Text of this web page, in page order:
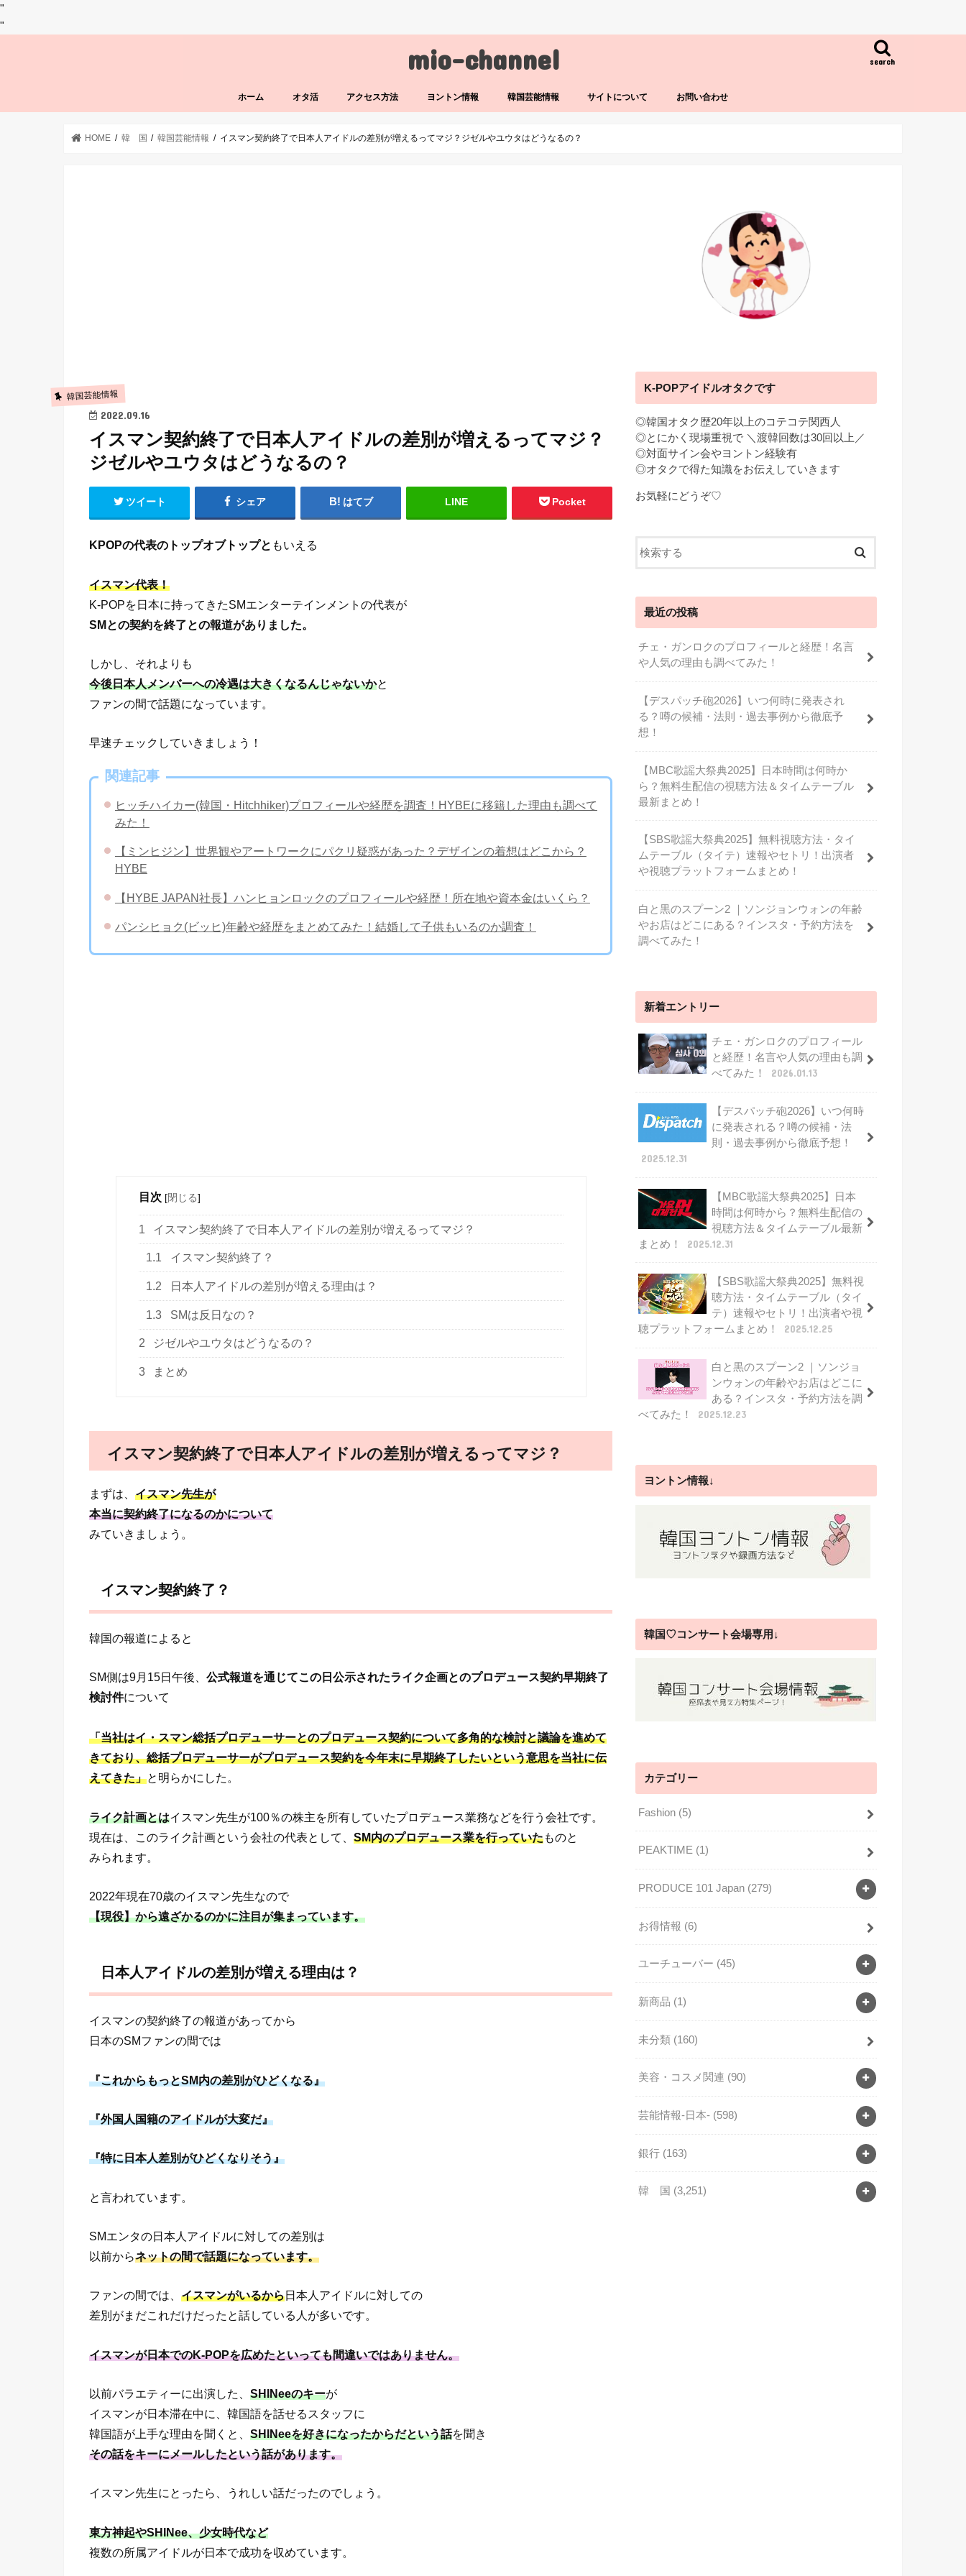
"
"
mio-channel search
ホーム オタ活 アクセス方法 ヨントン情報 韓国芸能情報 サイトについて お問い合わせ
HOME 韓 国 韓国芸能情報 イスマン契約終了で日本人アイドルの差別が増えるってマジ？ジゼルやユウタはどうなるの？
韓国芸能情報
2022.09.16
イスマン契約終了で日本人アイドルの差別が増えるってマジ？
ジゼルやユウタはどうなるの？
ツイート シェア はてブ LINE Pocket
KPOPの代表のトップオブトップと もいえる
イスマン代表！
K-POPを日本に持ってきたSMエンターテインメントの代表が
SMとの契約を終了との報道がありました。
しかし、それよりも
今後日本人メンバーへの冷遇は大きくなるんじゃないかと
ファンの間で話題になっています。
早速チェックしていきましょう！
関連記事
ヒッチハイカー(韓国・Hitchhiker)プロフィールや経歴を調査！HYBEに移籍した理由も調べて
みた！
【ミンヒジン】世界観やアートワークにパクリ疑惑があった？デザインの着想はどこから？
HYBE
【HYBE JAPAN社長】ハンヒョンロックのプロフィールや経歴！所在地や資本金はいくら？
パンシヒョク(ビッヒ)年齢や経歴をまとめてみた！結婚して子供もいるのか調査！
目次 [閉じる]
1 イスマン契約終了で日本人アイドルの差別が増えるってマジ？
1.1 イスマン契約終了？
1.2 日本人アイドルの差別が増える理由は？
1.3 SMは反日なの？
2 ジゼルやユウタはどうなるの？
3 まとめ
イスマン契約終了で日本人アイドルの差別が増えるってマジ？
まずは、 イスマン先生が
本当に契約終了になるのかについて
みていきましょう。
イスマン契約終了？
韓国の報道によると
SM側は9月15日午後、 公式報道を通じてこの日公示されたライク企画とのプロデュース契約早期終了
検討件について
「当社はイ・スマン総括プロデューサーとのプロデュース契約について多角的な検討と議論を進めて
きており、総括プロデューサーがプロデュース契約を今年末に早期終了したいという意思を当社に伝
えてきた」と明らかにした。
ライク計画とはイスマン先生が100％の株主を所有していたプロデュース業務などを行う会社です。
現在は、このライク計画という会社の代表として、 SM内のプロデュース業を行っていたものと
みられます。
2022年現在70歳のイスマン先生なので
【現役】から遠ざかるのかに注目が集まっています。
日本人アイドルの差別が増える理由は？
イスマンの契約終了の報道があってから
日本のSMファンの間では
『これからもっとSM内の差別がひどくなる』
『外国人国籍のアイドルが大変だ』
『特に日本人差別がひどくなりそう』
と言われています。
SMエンタの日本人アイドルに対しての差別は
以前からネットの間で話題になっています。
ファンの間では、 イスマンがいるから日本人アイドルに対しての
差別がまだこれだけだったと話している人が多いです。
イスマンが日本でのK-POPを広めたといっても間違いではありません。
以前バラエティーに出演した、 SHINeeのキーが
イスマンが日本滞在中に、韓国語を話せるスタッフに
韓国語が上手な理由を聞くと、 SHINeeを好きになったからだという話を聞き
その話をキーにメールしたという話があります。
イスマン先生にとったら、うれしい話だったのでしょう。
東方神起やSHINee、少女時代など
複数の所属アイドルが日本で成功を収めています。
K-POPアイドルオタクです
◎韓国オタク歴20年以上のコテコテ関西人
◎とにかく現場重視で ＼渡韓回数は30回以上／
◎対面サイン会やヨントン経験有
◎オタクで得た知識をお伝えしていきます
お気軽にどうぞ♡
最近の投稿
チェ・ガンロクのプロフィールと経歴！名言
や人気の理由も調べてみた！
【デスパッチ砲2026】いつ何時に発表され
る？噂の候補・法則・過去事例から徹底予
想！
【MBC歌謡大祭典2025】日本時間は何時か
ら？無料生配信の視聴方法＆タイムテーブル
最新まとめ！
【SBS歌謡大祭典2025】無料視聴方法・タイ
ムテーブル（タイテ）速報やセトリ！出演者
や視聴プラットフォームまとめ！
白と黒のスプーン2 ｜ソンジョンウォンの年齢
やお店はどこにある？インスタ・予約方法を
調べてみた！
新着エントリー
チェ・ガンロクのプロフィール
と経歴！名言や人気の理由も調
べてみた！
2026.01.13
【デスパッチ砲2026】いつ何時
に発表される？噂の候補・法
則・過去事例から徹底予想！
2025.12.31
【MBC歌謡大祭典2025】日本
時間は何時から？無料生配信の
視聴方法＆タイムテーブル最新
まとめ！
2025.12.31
【SBS歌謡大祭典2025】無料視
聴方法・タイムテーブル（タイ
テ）速報やセトリ！出演者や視
聴プラットフォームまとめ！
2025.12.25
白と黒のスプーン2 ｜ソンジョ
ンウォンの年齢やお店はどこに
ある？インスタ・予約方法を調
べてみた！
2025.12.23
ヨントン情報↓
韓国♡コンサート会場専用↓
カテゴリー
Fashion (5)
PEAKTIME (1)
PRODUCE 101 Japan (279)
お得情報 (6)
ユーチューバー (45)
新商品 (1)
未分類 (160)
美容・コスメ関連 (90)
芸能情報-日本- (598)
銀行 (163)
韓 国 (3,251)